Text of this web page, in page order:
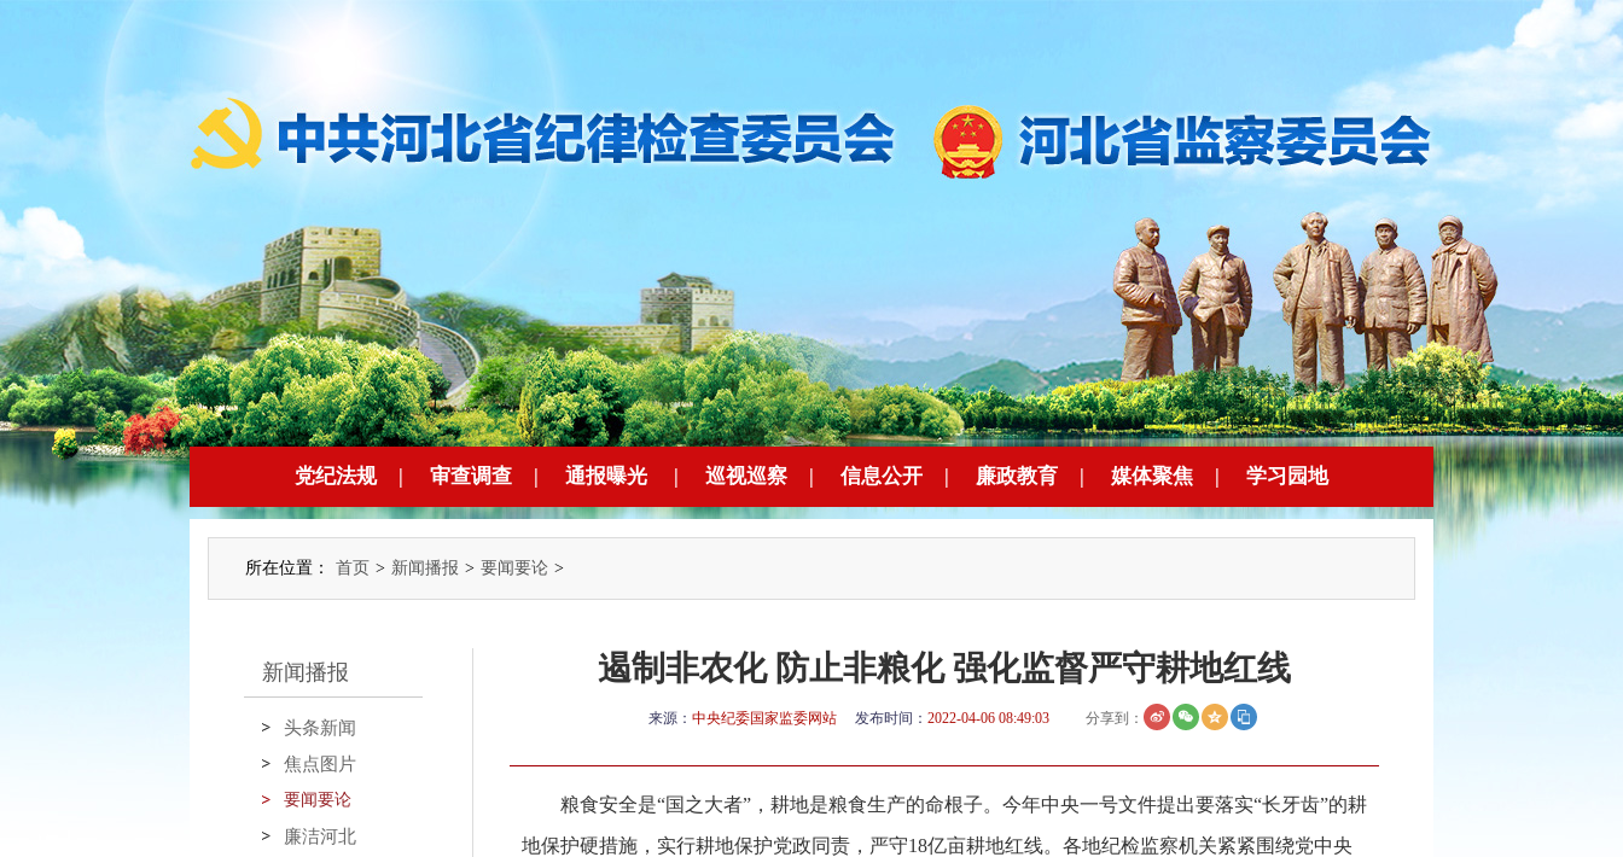
党纪法规 | 审查调查 | 通报曝光 | 巡视巡察 | 信息公开 | 廉政教育 | 媒体聚焦 | 学习园地
所在位置： 首页 > 新闻播报 > 要闻要论 >
新闻播报
头条新闻
焦点图片
要闻要论
廉洁河北
遏制非农化 防止非粮化 强化监督严守耕地红线
来源： 中央纪委国家监委网站 发布时间： 2022-04-06 08:49:03 分享到：
粮食安全是“国之大者”，耕地是粮食生产的命根子。今年中央一号文件提出要落实“长牙齿”的耕
地保护硬措施，实行耕地保护党政同责，严守18亿亩耕地红线。各地纪检监察机关紧紧围绕党中央